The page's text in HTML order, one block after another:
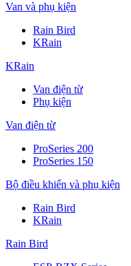
Van và phụ kiện
Rain Bird
KRain
KRain
Van điện từ
Phụ kiện
Van điện từ
ProSeries 200
ProSeries 150
Bộ điều khiển và phụ kiện
Rain Bird
KRain
Rain Bird